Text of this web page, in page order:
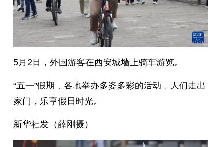
5月2日，外国游客在西安城墙上骑车游览。
“五一”假期，各地举办多姿多彩的活动，人们走出
家门，乐享假日时光。
新华社发（薛刚摄）